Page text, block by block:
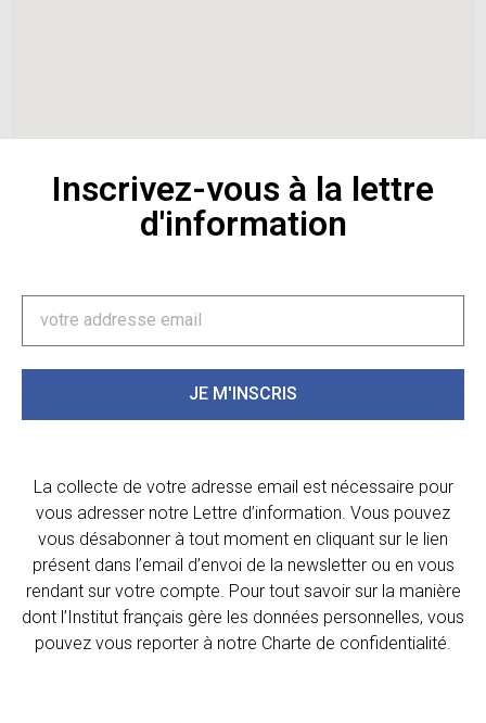
Inscrivez-vous à la lettre
d'information
JE M'INSCRIS
La collecte de votre adresse email est nécessaire pour
vous adresser notre Lettre d’information. Vous pouvez
vous désabonner à tout moment en cliquant sur le lien
présent dans l’email d’envoi de la newsletter ou en vous
rendant sur votre compte. Pour tout savoir sur la manière
dont l’Institut français gère les données personnelles, vous
pouvez vous reporter à notre Charte de confidentialité.